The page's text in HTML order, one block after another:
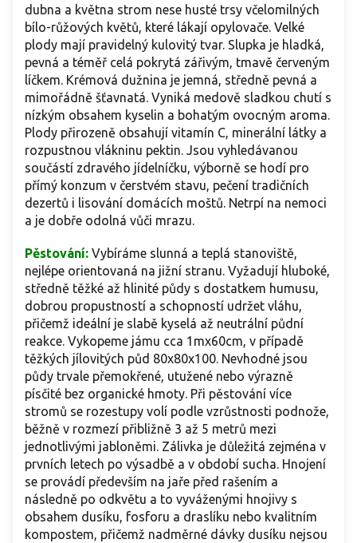
dubna a května strom nese husté trsy včelomilných
bílo-růžových květů, které lákají opylovače. Velké
plody mají pravidelný kulovitý tvar. Slupka je hladká,
pevná a téměř celá pokrytá zářivým, tmavě červeným
líčkem. Krémová dužnina je jemná, středně pevná a
mimořádně šťavnatá. Vyniká medově sladkou chutí s
nízkým obsahem kyselin a bohatým ovocným aroma.
Plody přirozeně obsahují vitamín C, minerální látky a
rozpustnou vlákninu pektin. Jsou vyhledávanou
součástí zdravého jídelníčku, výborně se hodí pro
přímý konzum v čerstvém stavu, pečení tradičních
dezertů i lisování domácích moštů. Netrpí na nemoci
a je dobře odolná vůči mrazu.
Pěstování: Vybíráme slunná a teplá stanoviště,
nejlépe orientovaná na jižní stranu. Vyžadují hluboké,
středně těžké až hlinité půdy s dostatkem humusu,
dobrou propustností a schopností udržet vláhu,
přičemž ideální je slabě kyselá až neutrální půdní
reakce. Vykopeme jámu cca 1mx60cm, v případě
těžkých jílovitých půd 80x80x100. Nevhodné jsou
půdy trvale přemokřené, utužené nebo výrazně
písčité bez organické hmoty. Při pěstování více
stromů se rozestupy volí podle vzrůstnosti podnože,
běžně v rozmezí přibližně 3 až 5 metrů mezi
jednotlivými jabloněmi. Zálivka je důležitá zejména v
prvních letech po výsadbě a v období sucha. Hnojení
se provádí především na jaře před rašením a
následně po odkvětu a to vyváženými hnojivy s
obsahem dusíku, fosforu a draslíku nebo kvalitním
kompostem, přičemž nadměrné dávky dusíku nejsou